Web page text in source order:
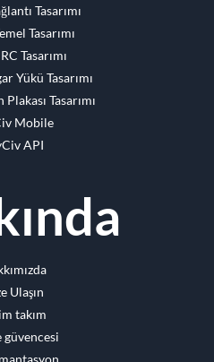
Tasarımı
Tasarımı
Tasarımı
Yükü Tasarımı
Tasarımı
Mobile
API
Ulaşın
takım
güvencesi